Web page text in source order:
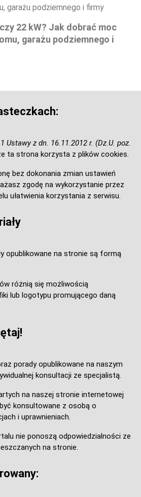
22 kW? Jak dobrać moc
garażu podziemnego i
Ustawy z dn. 16.11.2012 r. (Dz.U. poz.
ta strona korzysta z plików cookies.
bez dokonania zmian ustawień
zgodę na wykorzystanie przez
ułatwienia korzystania z serwisu.
opublikowane na stronie są formą
różnią się możliwością
lub logotypu promującego daną
porady opublikowane na naszym
konsultacji ze specjalistą.
na naszej stronie internetowej
konsultowane z osobą o
i uprawnieniach.
nie ponoszą odpowiedzialności ze
na stronie.